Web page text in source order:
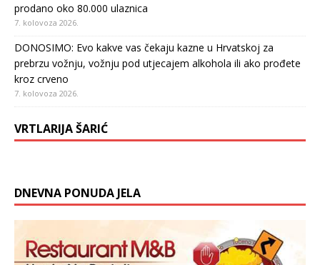
prodano oko 80.000 ulaznica
7. kolovoza 2026.
DONOSIMO: Evo kakve vas čekaju kazne u Hrvatskoj za
prebrzu vožnju, vožnju pod utjecajem alkohola ili ako prođete
kroz crveno
7. kolovoza 2026.
VRTLARIJA ŠARIĆ
DNEVNA PONUDA JELA